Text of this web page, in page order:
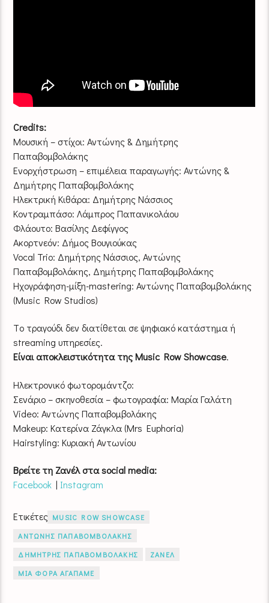
Credits:
Μουσική – στίχοι: Αντώνης & Δημήτρης
Παπαβομβολάκης
Ενορχήστρωση – επιμέλεια παραγωγής: Αντώνης &
Δημήτρης Παπαβομβολάκης
Ηλεκτρική Κιθάρα: Δημήτρης Νάσσιος
Κοντραμπάσο: Λάμπρος Παπανικολάου
Φλάουτο: Βασίλης Δεφίγγος
Ακορτνεόν: Δήμος Βουγιούκας
Vocal Trio: Δημήτρης Νάσσιος, Αντώνης
Παπαβομβολάκης, Δημήτρης Παπαβομβολάκης
Ηχογράφηση-μίξη-mastering: Αντώνης Παπαβομβολάκης
(Music Row Studios)
Tο τραγούδι δεν διατίθεται σε ψηφιακό κατάστημα ή
streaming υπηρεσίες.
Είναι αποκλειστικότητα της Music Row Showcase.
Ηλεκτρονικό φωτορομάντζο:
Σενάριο – σκηνοθεσία – φωτογραφία: Μαρία Γαλάτη
Video: Αντώνης Παπαβομβολάκης
Makeup: Κατερίνα Ζάγκλα (Mrs Euphoria)
Hairstyling: Κυριακή Αντωνίου
Βρείτε τη Ζανέλ στα social media:
Facebook | Instagram
Ετικέτες MUSIC ROW SHOWCASE
ΑΝΤΩΝΗΣ ΠΑΠΑΒΟΜΒΟΛΑΚΗΣ
ΔΗΜΗΤΡΗΣ ΠΑΠΑΒΟΜΒΟΛΑΚΗΣ
ΖΑΝΕΛ
ΜΙΑ ΦΟΡΑ ΑΓΑΠΑΜΕ